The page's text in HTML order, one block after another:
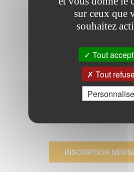
INSCRIPTION
sur ceux que
souhaitez
Tout
Tout